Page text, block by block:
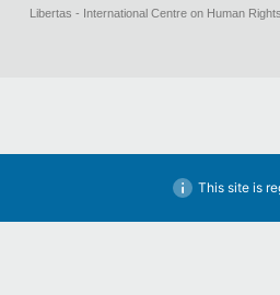
Libertas - International Centre on Human
This site is